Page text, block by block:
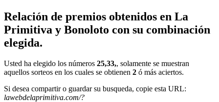
Relación de premios obtenidos en La
Primitiva y Bonoloto con su combinación
elegida.
Usted ha elegido los números 25,33,, solamente se muestran
aquellos sorteos en los cuales se obtienen 2 ó más aciertos.
Si desea compartir o guardar su busqueda, copie esta URL:
lawebdelaprimitiva.com/?